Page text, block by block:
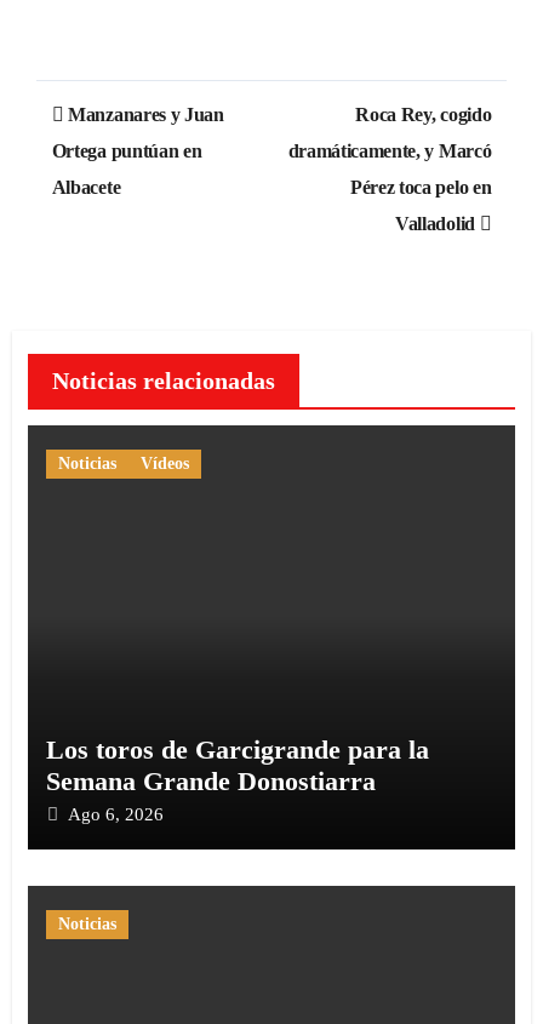
Navegación
de
entradas
Manzanares y Juan
Ortega puntúan en
Albacete
Roca Rey, cogido
dramáticamente, y Marcó
Pérez toca pelo en
Valladolid
Noticias relacionadas
Noticias Vídeos
Los toros de Garcigrande para la
Semana Grande Donostiarra
Ago 6, 2026
Noticias